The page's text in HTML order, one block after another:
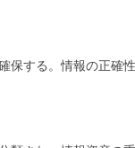
する。情報の正